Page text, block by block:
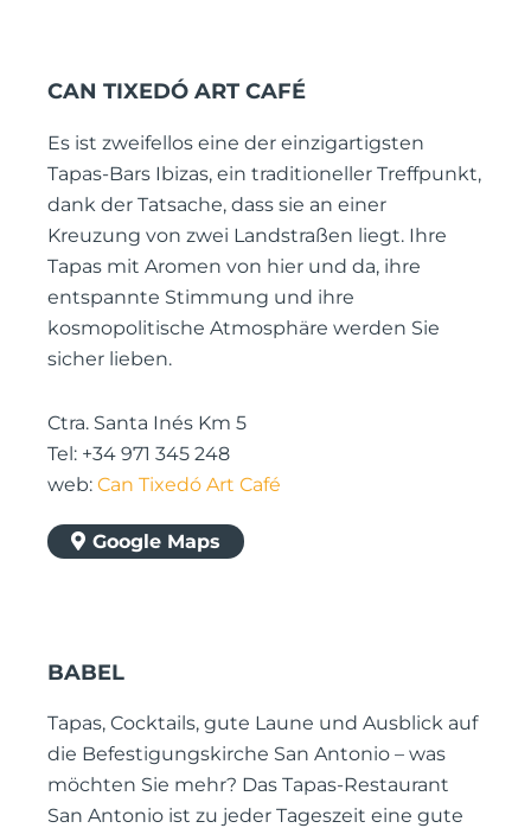
CAN TIXEDÓ ART CAFÉ
Es ist zweifellos eine der einzigartigsten
Tapas-Bars Ibizas, ein traditioneller Treffpunkt,
dank der Tatsache, dass sie an einer
Kreuzung von zwei Landstraßen liegt. Ihre
Tapas mit Aromen von hier und da, ihre
entspannte Stimmung und ihre
kosmopolitische Atmosphäre werden Sie
sicher lieben.
Ctra. Santa Inés Km 5
Tel: +34 971 345 248
web: Can Tixedó Art Café
Google Maps
BABEL
Tapas, Cocktails, gute Laune und Ausblick auf
die Befestigungskirche San Antonio – was
möchten Sie mehr? Das Tapas-Restaurant
San Antonio ist zu jeder Tageszeit eine gute